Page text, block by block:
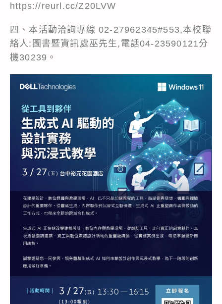
https://reurl.cc/Z20LVW
四、本活動洽詢專線 02-27962345#553,本校聯
絡人:圖書暨資訊處巫先生,電話04-23590121分
機30239。